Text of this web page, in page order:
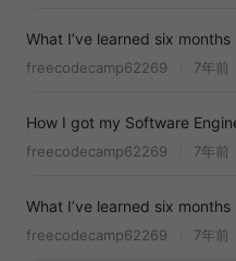
What I’ve learned six
software engineer
freecodecamp62269 7年前
How I got my Software
of Self-Study
freecodecamp62269 7年前
What I’ve learned six
software engineer
freecodecamp62269 7年前